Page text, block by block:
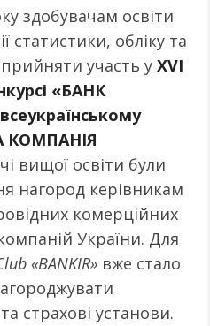
здобувачам освіти
статистики, обліку та
участь у XVІ
«БАНК
КОМПАНІЯ
вищої освіти були
нагород керівникам
комерційних
України. Для
«BANKIR» вже стало
страхові установи.